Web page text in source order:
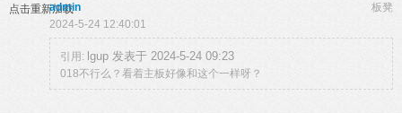
点击重新加载 板凳
admin
2024-5-24 12:40:01
引用: lgup 发表于 2024-5-24 09:23
018不行么？看着主板好像和这个一样呀？